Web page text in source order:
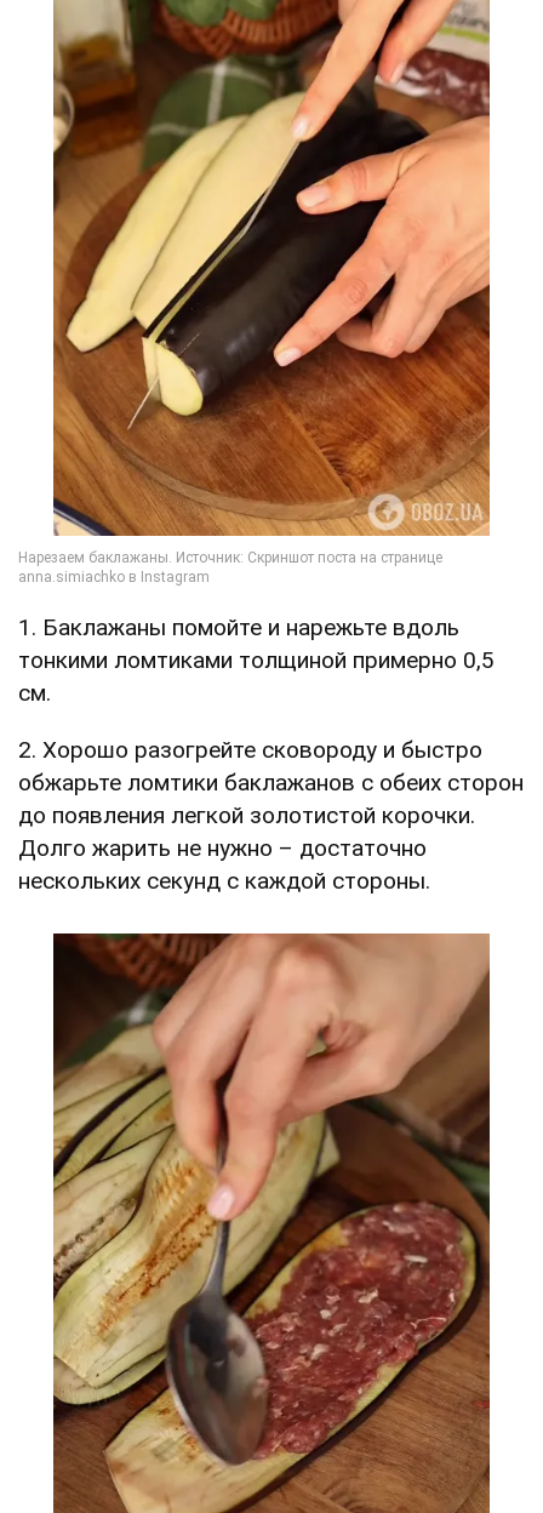
1. Баклажаны помойте и нарежьте вдоль
тонкими ломтиками толщиной примерно 0,5
см.
2. Хорошо разогрейте сковороду и быстро
обжарьте ломтики баклажанов с обеих сторон
до появления легкой золотистой корочки.
Долго жарить не нужно – достаточно
нескольких секунд с каждой стороны.